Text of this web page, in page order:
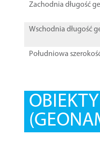
Zachodnia długość
Wschodnia długość
Południowa